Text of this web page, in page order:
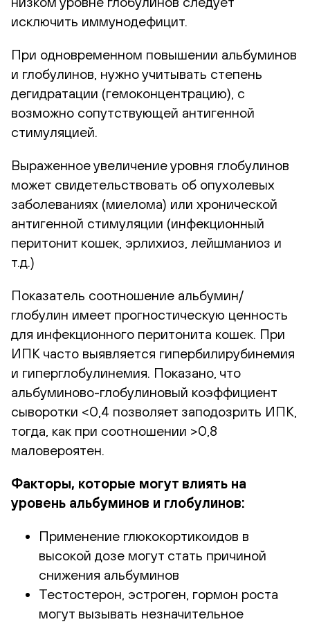
исключить иммунодефицит.
При одновременном повышении альбуминов
и глобулинов, нужно учитывать степень
дегидратации (гемоконцентрацию), с
возможно сопутствующей антигенной
стимуляцией.
Выраженное увеличение уровня глобулинов
может свидетельствовать об опухолевых
заболеваниях (миелома) или хронической
антигенной стимуляции (инфекционный
перитонит кошек, эрлихиоз, лейшманиоз и
т.д.)
Показатель соотношение альбумин/
глобулин имеет прогностическую ценность
для инфекционного перитонита кошек. При
ИПК часто выявляется гипербилирубинемия
и гиперглобулинемия. Показано, что
альбуминово-глобулиновый коэффициент
сыворотки <0,4 позволяет заподозрить ИПК,
тогда, как при соотношении >0,8
маловероятен.
Факторы, которые могут влиять на
уровень альбуминов и глобулинов:
Применение глюкокортикоидов в
высокой дозе могут стать причиной
снижения альбуминов
Тестостерон, эстроген, гормон роста
могут вызывать незначительное